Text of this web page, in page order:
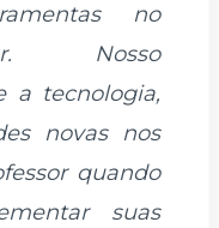
no
Nosso
a tecnologia,
novas nos
quando
suas